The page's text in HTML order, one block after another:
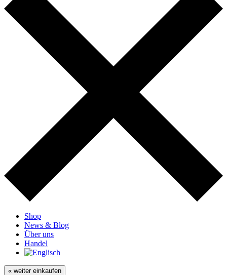
Shop
News & Blog
Über uns
Handel
« weiter einkaufen